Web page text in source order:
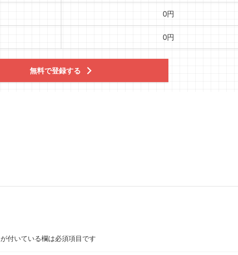
0円
0円
無料で登録する
が付いている欄は必須項目です